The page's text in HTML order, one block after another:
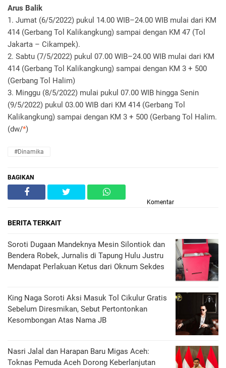
Arus Balik
1. Jumat (6/5/2022) pukul 14.00 WIB–24.00 WIB mulai dari KM
414 (Gerbang Tol Kalikangkung) sampai dengan KM 47 (Tol
Jakarta – Cikampek).
2. Sabtu (7/5/2022) pukul 07.00 WIB–24.00 WIB mulai dari KM
414 (Gerbang Tol Kalikangkung) sampai dengan KM 3 + 500
(Gerbang Tol Halim)
3. Minggu (8/5/2022) mulai pukul 07.00 WIB hingga Senin
(9/5/2022) pukul 03.00 WIB dari KM 414 (Gerbang Tol
Kalikangkung) sampai dengan KM 3 + 500 (Gerbang Tol Halim.
(dw/*)
#Dinamika
BAGIKAN
Komentar
BERITA TERKAIT
Soroti Dugaan Mandeknya Mesin Silontiok dan
Bendera Robek, Jurnalis di Tapung Hulu Justru
Mendapat Perlakuan Ketus dari Oknum Sekdes
King Naga Soroti Aksi Masuk Tol Cikulur Gratis
Sebelum Diresmikan, Sebut Pertontonkan
Kesombongan Atas Nama JB
Nasri Jalal dan Harapan Baru Migas Aceh:
Toknas Pemuda Aceh Dorong Keberlanjutan